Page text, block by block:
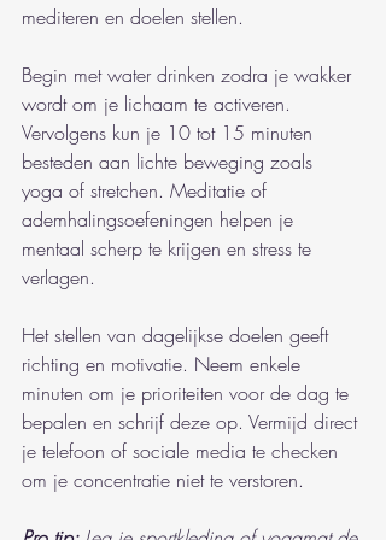
mediteren en doelen stellen.
Begin met water drinken zodra je wakker
wordt om je lichaam te activeren.
Vervolgens kun je 10 tot 15 minuten
besteden aan lichte beweging zoals
yoga of stretchen. Meditatie of
ademhalingsoefeningen helpen je
mentaal scherp te krijgen en stress te
verlagen.
Het stellen van dagelijkse doelen geeft
richting en motivatie. Neem enkele
minuten om je prioriteiten voor de dag te
bepalen en schrijf deze op. Vermijd direct
je telefoon of sociale media te checken
om je concentratie niet te verstoren.